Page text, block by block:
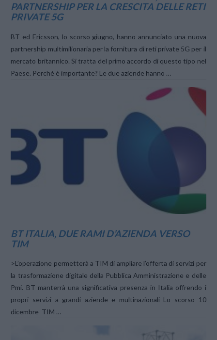
VIEW POST
PARTNERSHIP PER LA CRESCITA DELLE RETI
PRIVATE 5G
BT ed Ericsson, lo scorso giugno, hanno annunciato una nuova
partnership multimilionaria per la fornitura di reti private 5G per il
mercato britannico. Si tratta del primo accordo di questo tipo nel
Paese. Perché è importante? Le due aziende hanno …
BT ITALIA, DUE RAMI D’AZIENDA VERSO
TIM
>L’operazione permetterà a TIM di ampliare l’offerta di servizi per
la trasformazione digitale della Pubblica Amministrazione e delle
Pmi. BT manterrà una significativa presenza in Italia offrendo i
propri servizi a grandi aziende e multinazionali Lo scorso 10
dicembre TIM …